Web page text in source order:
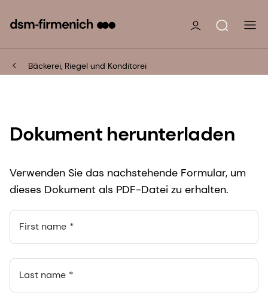
Bäckerei, Riegel und Konditorei
Dokument herunterladen
Verwenden Sie das nachstehende Formular, um
dieses Dokument als PDF-Datei zu erhalten.
First name
Last name